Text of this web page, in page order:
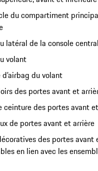
du compartiment
latéral de la console
volant
du volant
des portes avant et
ceinture des portes avant
de portes avant et arrière
des portes avant
en lien avec les